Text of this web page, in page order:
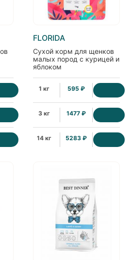
FLORIDA
Сухой корм для щенков
малых пород с курицей и
яблоком
1 кг 595 ₽
3 кг 1477 ₽
14 кг 5283 ₽